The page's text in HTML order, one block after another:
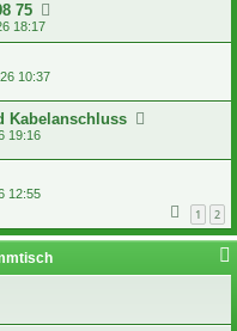
75
18:17
10:37
Kabelanschluss
19:16
12:55
1 2